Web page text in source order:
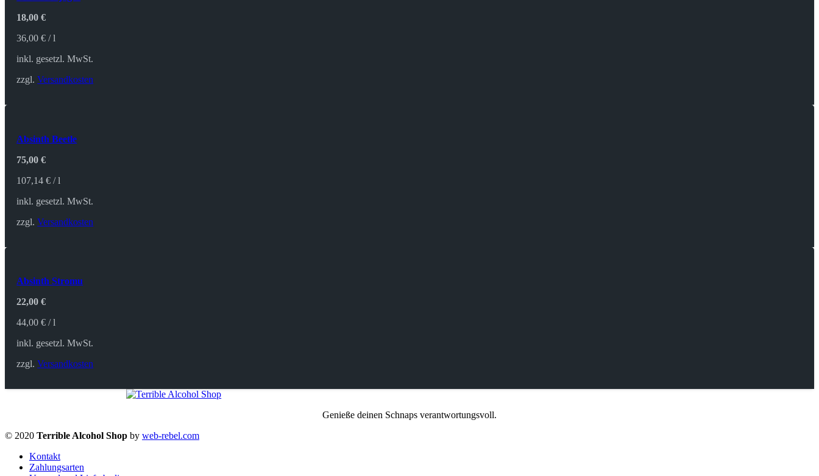
18,00€
36,00€ /l
inkl. gesetzl. MwSt.
zzgl.Versandkosten
Absinth Beetle
75,00€
107,14€ /l
inkl. gesetzl. MwSt.
zzgl.Versandkosten
Absinth Stromu
22,00€
44,00€ /l
inkl. gesetzl. MwSt.
zzgl.Versandkosten
Genieße deinen Schnaps verantwortungsvoll.
© 2020 Terrible Alcohol Shop by web-rebel.com
Kontakt
Zahlungsarten